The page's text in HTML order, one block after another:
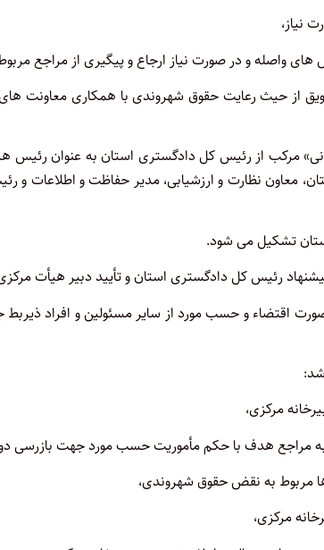
نیاز،
واصله و در صورت نیاز ارجاع و پیگیری از مراجع
از حیث رعایت حقوق شهروندی با همکاری معاونت های
استانی» مرکب از رئیس کل دادگستری استان به عنوان
معاون نظارت و ارزشیابی، مدیر حفاظت و اطلاعات و
صورت اقتضاء و حسب مورد از سایر مسئولین و افراد
مرکزی،
مراجع هدف با حکم مأموریت حسب مورد جهت بازرسی دوره
مربوط به نقض حقوق شهروندی،
مرکزی،